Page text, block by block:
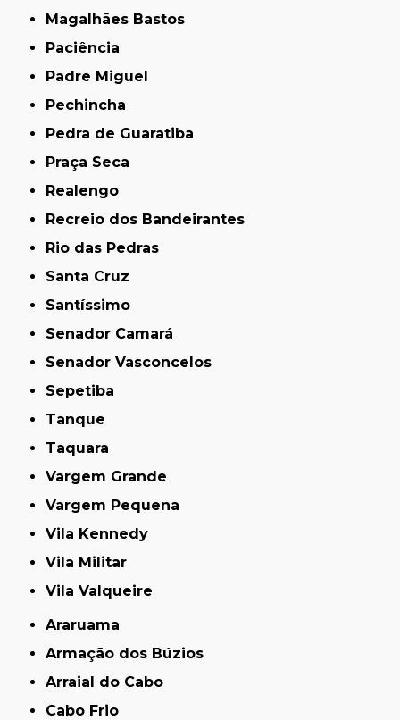
Magalhães Bastos
Paciência
Padre Miguel
Pechincha
Pedra de Guaratiba
Praça Seca
Realengo
Recreio dos Bandeirantes
Rio das Pedras
Santa Cruz
Santíssimo
Senador Camará
Senador Vasconcelos
Sepetiba
Tanque
Taquara
Vargem Grande
Vargem Pequena
Vila Kennedy
Vila Militar
Vila Valqueire
Araruama
Armação dos Búzios
Arraial do Cabo
Cabo Frio